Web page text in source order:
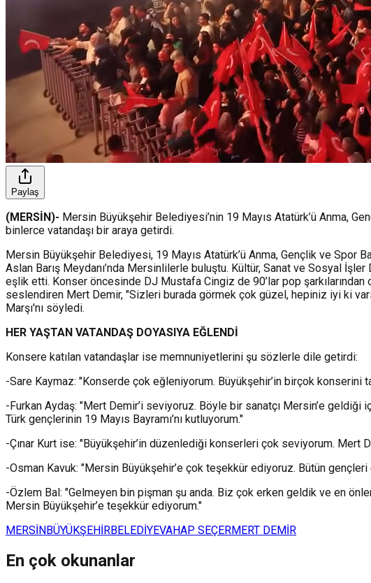
Paylaş
(MERSİN)- Mersin Büyükşehir Belediyesi’nin 19 Mayıs Atatürk’ü Anma,
binlerce vatandaşı bir araya getirdi.
Mersin Büyükşehir Belediyesi, 19 Mayıs Atatürk’ü Anma, Gençlik ve Spor
Aslan Barış Meydanı’nda Mersinlilerle buluştu. Kültür, Sanat ve Sosyal
eşlik etti. Konser öncesinde DJ Mustafa Cingiz de 90’lar pop şarkılarından
seslendiren Mert Demir, "Sizleri burada görmek çok güzel, hepiniz iyi ki
Marşı'nı söyledi.
HER YAŞTAN VATANDAŞ DOYASIYA EĞLENDİ
Konsere katılan vatandaşlar ise memnuniyetlerini şu sözlerle dile getirdi:
-Sare Kaymaz: "Konserde çok eğleniyorum. Büyükşehir’in birçok
-Furkan Aydaş: "Mert Demir’i seviyoruz. Böyle bir sanatçı Mersin’e
Türk gençlerinin 19 Mayıs Bayramı’nı kutluyorum."
-Çınar Kurt ise: "Büyükşehir’in düzenlediği konserleri çok seviyorum. Mert
-Osman Kavuk: "Mersin Büyükşehir’e çok teşekkür ediyoruz. Bütün
-Özlem Bal: "Gelmeyen bin pişman şu anda. Biz çok erken geldik ve en
Mersin Büyükşehir’e teşekkür ediyorum."
MERSİNBÜYÜKŞEHİRBELEDİYEVAHAP SEÇERMERT DEMİR
En çok okunanlar